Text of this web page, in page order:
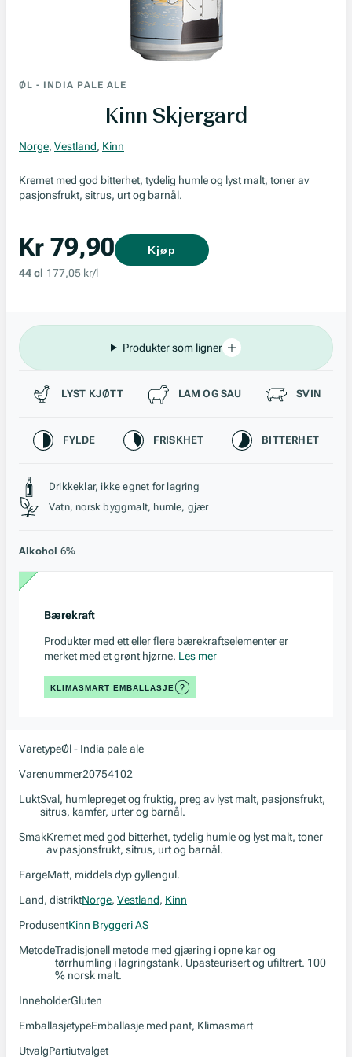
ØL - INDIA PALE ALE
Kinn Skjergard
Norge, Vestland, Kinn
Kremet med god bitterhet, tydelig humle og lyst malt, toner av
pasjonsfrukt, sitrus, urt og barnål.
Kr 79,90
44 cl 177,05 kr/l
Kjøp
Produkter som ligner
Passer til
LYST KJØTT LAM OG SAU SVIN
Karakteristikk
FYLDE FRISKHET BITTERHET
Stil, lagring og råstoff
Drikkeklar, ikke egnet for lagring
Vatn, norsk byggmalt, humle, gjær
Alkohol 6%
Bærekraft
Produkter med ett eller flere bærekraftselementer er
merket med et grønt hjørne. Les mer
KLIMASMART EMBALLASJE
VaretypeØl - India pale ale
Varenummer20754102
LuktSval, humlepreget og fruktig, preg av lyst malt, pasjonsfrukt,
sitrus, kamfer, urter og barnål.
SmakKremet med god bitterhet, tydelig humle og lyst malt, toner
av pasjonsfrukt, sitrus, urt og barnål.
FargeMatt, middels dyp gyllengul.
Land, distriktNorge, Vestland, Kinn
ProdusentKinn Bryggeri AS
MetodeTradisjonell metode med gjæring i opne kar og
tørrhumling i lagringstank. Upasteurisert og ufiltrert. 100
% norsk malt.
InneholderGluten
EmballasjetypeEmballasje med pant, Klimasmart
UtvalgPartiutvalget